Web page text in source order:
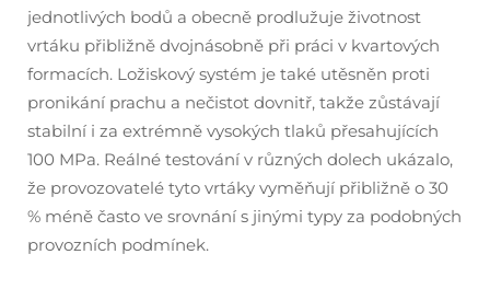
jednotlivých bodů a obecně prodlužuje životnost
vrtáku přibližně dvojnásobně při práci v kvartových
formacích. Ložiskový systém je také utěsněn proti
pronikání prachu a nečistot dovnitř, takže zůstávají
stabilní i za extrémně vysokých tlaků přesahujících
100 MPa. Reálné testování v různých dolech ukázalo,
že provozovatelé tyto vrtáky vyměňují přibližně o 30
% méně často ve srovnání s jinými typy za podobných
provozních podmínek.